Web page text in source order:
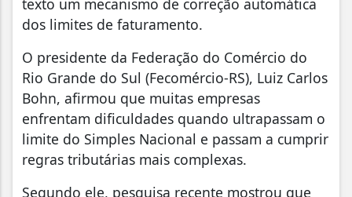
texto um mecanismo de correção automática
dos limites de faturamento.
O presidente da Federação do Comércio do
Rio Grande do Sul (Fecomércio-RS), Luiz Carlos
Bohn, afirmou que muitas empresas
enfrentam dificuldades quando ultrapassam o
limite do Simples Nacional e passam a cumprir
regras tributárias mais complexas.
Segundo ele, pesquisa recente mostrou que